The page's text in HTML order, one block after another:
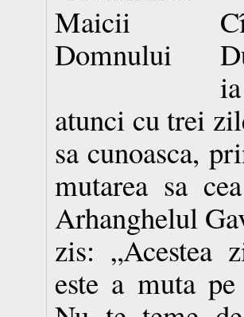
atunci cu trei
sa cunoasca,
mutarea sa
Arhanghelul
zis: „Acestea
este a muta